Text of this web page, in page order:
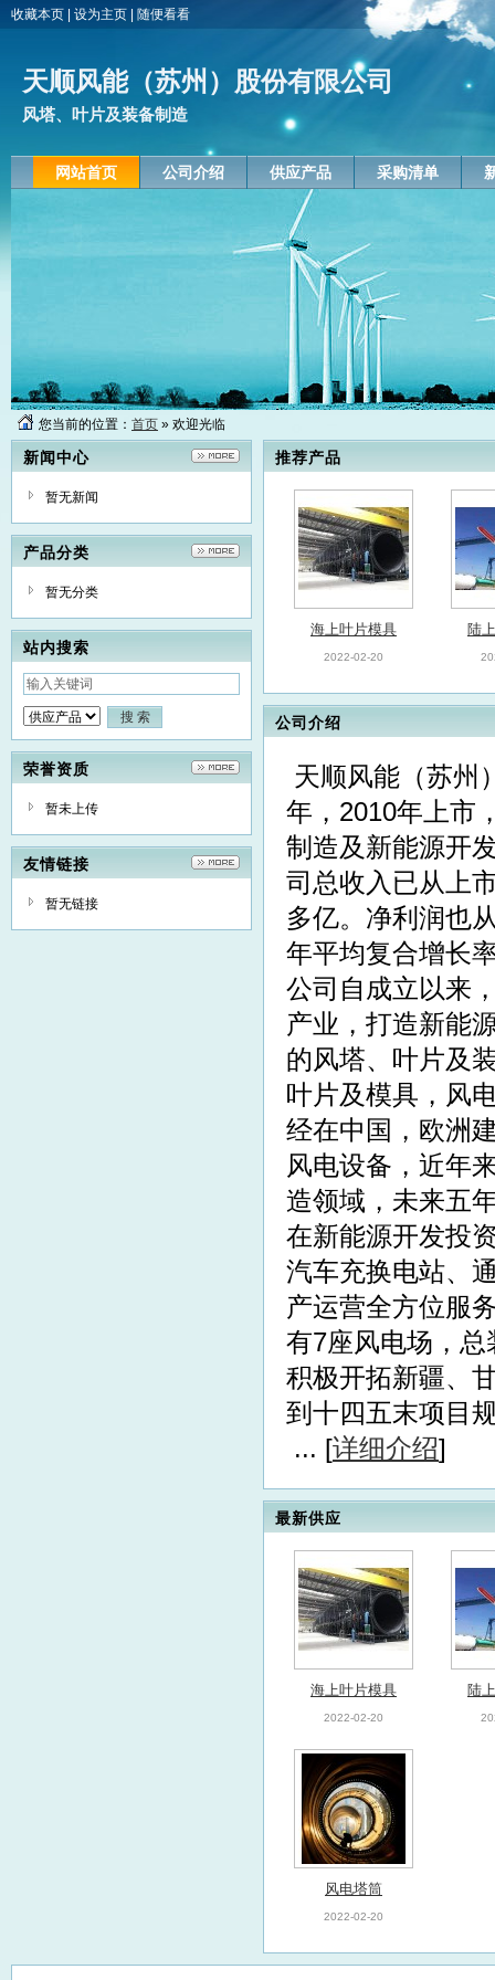
收藏本页 设为主页 随便看看
天顺风能（苏州）股份有限公司
风塔、叶片及装备制造
网站首页 公司介绍 供应产品 采购清单
您当前的位置： 首页 » 欢迎光临
新闻中心
暂无新闻
产品分类
暂无分类
站内搜索
荣誉资质
暂未上传
友情链接
暂无链接
推荐产品
2022-02-20
2022-02-20
海上叶片模具
2022-02-20
陆
风电塔筒
2022-02-20
公司介绍
天顺风能（苏州
年，2010年上市
制造及新能源开
司总收入已从上
多亿。净利润也
年平均复合增长
公司自成立以来
产业，打造新能
的风塔、叶片及
叶片及模具，风
经在中国，欧洲
风电设备，近年
造领域，未来五
在新能源开发投
汽车充换电站、
产运营全方位服
有7座风电场，
积极开拓新疆、
到十四五末项目
... [详细介绍]
最新供应
海上叶片模具
2022-02-20
陆
风电塔筒
2022-02-20